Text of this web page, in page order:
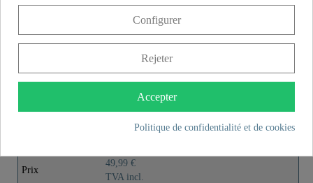
Chromé
Prix
49,99 €
TVA incl.
Configurer
Rejeter
Accepter
Politique de confidentialité et de cookies